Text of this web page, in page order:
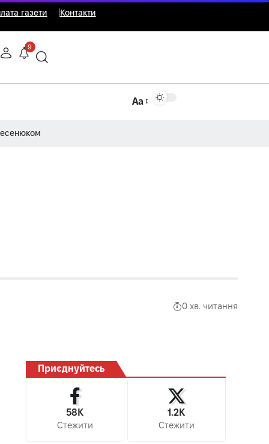
газети Контакти
9
Аа
0 хв. читання
Приєднуйтесь
58K
Стежити
1.2K
Стежити